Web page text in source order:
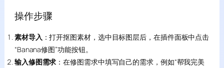
操作步骤
素材导入 ：打开抠图素材，选中目标图层后，在插件面板中点击
“Banana修图”功能按钮。
输入修图需求 ：在修图需求中填写自己的需求，例如“帮我完美